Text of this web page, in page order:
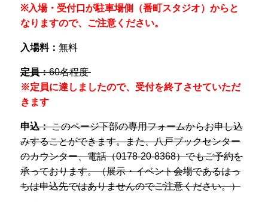
※入場・受付口が駐車場側（番町スタジオ）からと
なりますので、ご注意ください。
入場料： 無料
定員：60名程度
※定員に達しましたので、受付を終了させていただ
きます
申込：このページ下部の専用フォームからお申し込
みすることができます。また、八戸ブックセンター
のカウンター、電話（0178-20-8368）でもご予約を
承っております。（展示・イベント会場であるはっ
ちは申込先ではありませんのでご注意ください。）